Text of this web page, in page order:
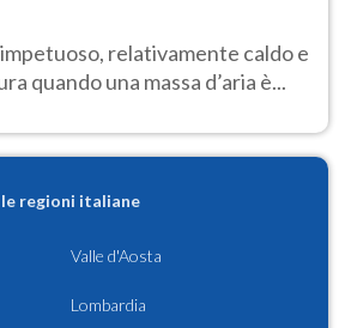
relativamente caldo e
quando una massa d’aria è...
regioni italiane
Valle d'Aosta
Lombardia